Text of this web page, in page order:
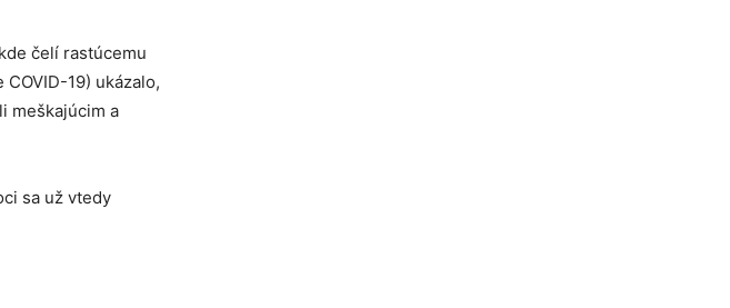
čelí rastúcemu
19) ukázalo,
meškajúcim a
sa už vtedy